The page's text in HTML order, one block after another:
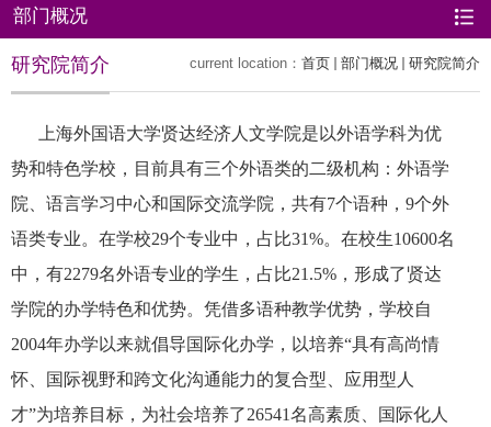
部门概况
current location： 首页 部门概况 研究院简介
研究院简介
上海外国语大学贤达经济人文学院是以外语学科为优
势和特色学校，目前具有三个外语类的二级机构：外语学
院、语言学习中心和国际交流学院，共有7个语种， 9个外
语类专业。在学校29个专业中，占比31%。在校生10600名
中，有2279名外语专业的学生，占比21.5% ，形成了贤达
学院的办学特色和优势。凭借多语种教学优势，学校自
2004年办学以来就倡导国际化办学，以培养“具有高尚情
怀、国际视野和跨文化沟通能力的复合型、应用型人
才”为培养目标，为社会培养了26541名高素质、国际化人